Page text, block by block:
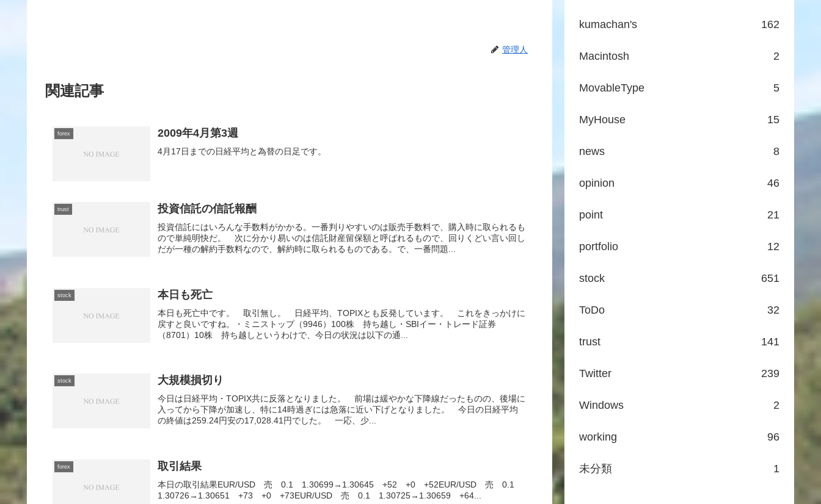
管理人
関連記事
forex 2009年4月第3週
4月17日までの日経平均と為替の日足です。
trust 投資信託の信託報酬
投資信託にはいろんな手数料がかかる。一番判りやすいのは販売手数料で、購入時に取られるも
ので単純明快だ。 次に分かり易いのは信託財産留保額と呼ばれるもので、回りくどい言い回し
だが一種の解約手数料なので、解約時に取られるものである。で、一番問題...
stock 本日も死亡
本日も死亡中です。 取引無し。 日経平均、TOPIXとも反発しています。 これをきっかけに
戻すと良いですね。・ミニストップ（9946）100株 持ち越し・SBIイー・トレード証券
（8701）10株 持ち越しというわけで、今日の状況は以下の通...
stock 大規模損切り
今日は日経平均・TOPIX共に反落となりました。 前場は緩やかな下降線だったものの、後場に
入ってから下降が加速し、特に14時過ぎには急落に近い下げとなりました。 今日の日経平均
の終値は259.24円安の17,028.41円でした。 一応、少...
forex 取引結果
本日の取引結果EUR/USD 売 0.1 1.30699→1.30645 +52 +0 +52EUR/USD 売 0.1
1.30726→1.30651 +73 +0 +73EUR/USD 売 0.1 1.30725→1.30659 +64...
kumachan's 162
Macintosh 2
MovableType 5
MyHouse 15
news 8
opinion 46
point 21
portfolio 12
stock 651
ToDo 32
trust 141
Twitter 239
Windows 2
working 96
未分類 1